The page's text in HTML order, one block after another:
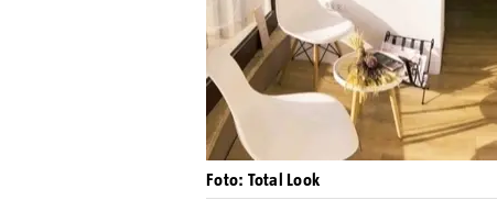
Foto: Total Look